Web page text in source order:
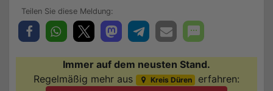
Immer auf dem neusten Stand.
Regelmäßig mehr aus
Kreis Düren erfahren: